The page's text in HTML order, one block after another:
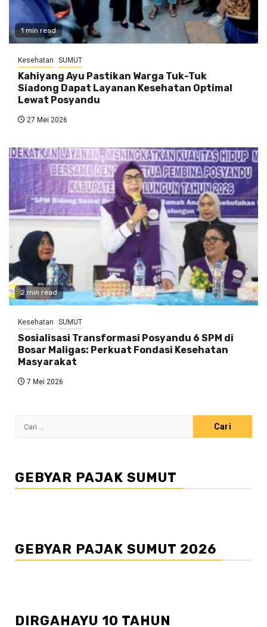
1 min read
Kesehatan SUMUT
Kahiyang Ayu Pastikan Warga Tuk-Tuk
Siadong Dapat Layanan Kesehatan Optimal
Lewat Posyandu
27 Mei 2026
2 min read
Kesehatan SUMUT
Sosialisasi Transformasi Posyandu 6 SPM di
Bosar Maligas: Perkuat Fondasi Kesehatan
Masyarakat
7 Mei 2026
Cari
GEBYAR PAJAK SUMUT
GEBYAR PAJAK SUMUT 2026
DIRGAHAYU 10 TAHUN